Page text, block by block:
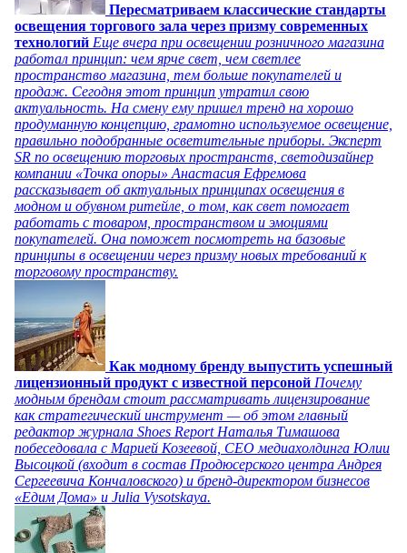
Пересматриваем классические стандарты
освещения торгового зала через призму современных
технологий Еще вчера при освещении розничного магазина
работал принцип: чем ярче свет, чем светлее
пространство магазина, тем больше покупателей и
продаж. Сегодня этот принцип утратил свою
актуальность. На смену ему пришел тренд на хорошо
продуманную концепцию, грамотно используемое освещение,
правильно подобранные осветительные приборы. Эксперт
SR по освещению торговых пространств, светодизайнер
компании «Точка опоры» Анастасия Ефремова
рассказывает об актуальных принципах освещения в
модном и обувном ритейле, о том, как свет помогает
работать с товаром, пространством и эмоциями
покупателей. Она поможет посмотреть на базовые
принципы в освещении через призму новых требований к
торговому пространству.
Как модному бренду выпустить успешный
лицензионный продукт с известной персоной Почему
модным брендам стоит рассматривать лицензирование
как стратегический инструмент — об этом главный
редактор журнала Shoes Report Наталья Тимашова
побеседовала с Марией Козеевой, СЕО медиахолдинга Юлии
Высоцкой (входит в состав Продюсерского центра Андрея
Сергеевича Кончаловского) и бренд-директором бизнесов
«Едим Дома» и Julia Vysotskaya.